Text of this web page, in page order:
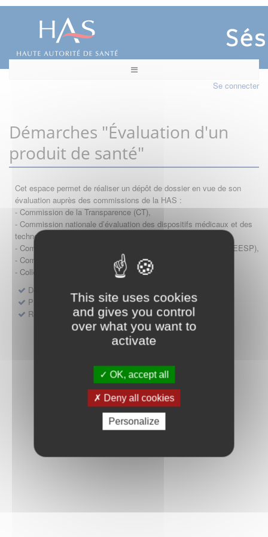
This site uses cookies
and gives you control
over what you want to
activate
OK, accept all
Deny all cookies
Personalize
Se connecter
Démarches "Évaluation d'un
produit de santé"
Cet espace permet de réaliser un dépôt de dossier en vue de son
évaluation auprès des commissions de la HAS :
- Commission de la Transparence (CT),
- Commission nationale d’évaluation des dispositifs médicaux et des
technologies de santé (CNEDiMTS),
- Commission d'évaluation économique et de santé publique (CEESP),
- Commission technique des vaccinations (CTV)
- Collège HAS (Forfait innovation : DM, DM-DIV, actes)
Dépôt d'un dossier pour un produit de santé
Protocoles d'études post-inscription
Rencontres précoces